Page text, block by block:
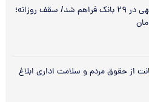
انتقال ۳ وجهی در ۲۹ بانک فراهم شد/ سقف روزانه؛
از حقوق مردم و سلامت اداری ابلاغ